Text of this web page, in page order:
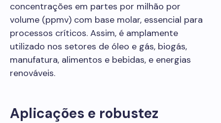
concentrações em partes por milhão por
volume (ppmv) com base molar, essencial para
processos críticos. Assim, é amplamente
utilizado nos setores de óleo e gás, biogás,
manufatura, alimentos e bebidas, e energias
renováveis.
Aplicações e robustez